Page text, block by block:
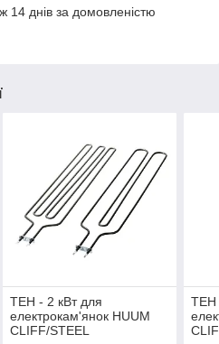
14 днів за домовленістю
ТЕН - 2 кВт для
електрокам'янок HUUM
CLIFF/STEEL
ТЕН